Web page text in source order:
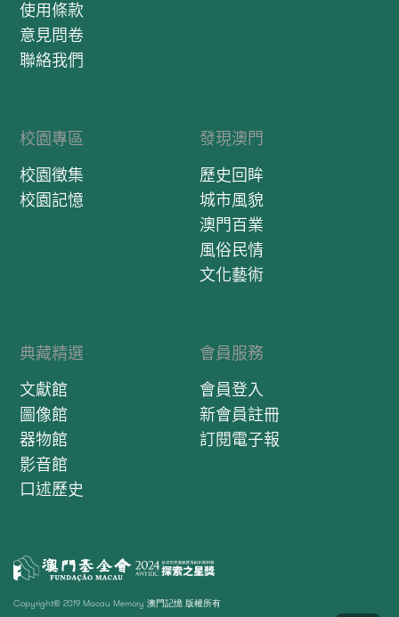
使用條款
意見問卷
聯絡我們
校園專區
校園徵集
校園記憶
發現澳門
歷史回眸
城市風貌
澳門百業
風俗民情
文化藝術
典藏精選
文獻館
圖像館
器物館
影音館
口述歷史
會員服務
會員登入
新會員註冊
訂閱電子報
Copyright© 2019 Macau Memory 澳門記憶 版權所有